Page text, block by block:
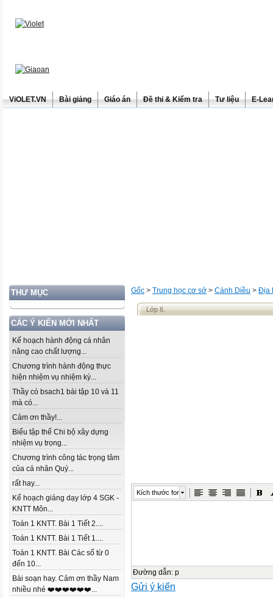
ViOLET.VN Bài giảng Giáo án Đề thi & Kiểm tra Tư liệu E-
THƯ MỤC
CÁC Ý KIẾN MỚI NHẤT
Kế hoạch hành động cá nhân
nâng cao chất lượng...
Chương trình hành động thực
hiện nhiệm vụ nhiệm kỳ...
Thầy có bsach1 bài tập 10 và 11
mà có...
Cảm ơn thầy!...
Biểu tập thể Chi bộ xây dựng
nhiệm vụ trọng...
Chương trình công tác trọng tâm
của cá nhân Quý...
rất hay...
Kế hoạch giảng dạy lớp 4 SGK -
KNTT Môn...
Toán 1 KNTT. Bài 1 Tiết 2....
Toán 1 KNTT. Bài 1 Tiết 1....
Toán 1 KNTT. Bài Các số từ 0
đến 10...
Bài soạn hay. Cảm ơn thầy Nam
nhiều nhé ❤️❤️❤️❤️❤️❤️...
Gốc > Trung học cơ sở > Cánh Diều > Địa
Lớp 6.
Kích thước font
Đường dẫn: p
Gửi ý kiến